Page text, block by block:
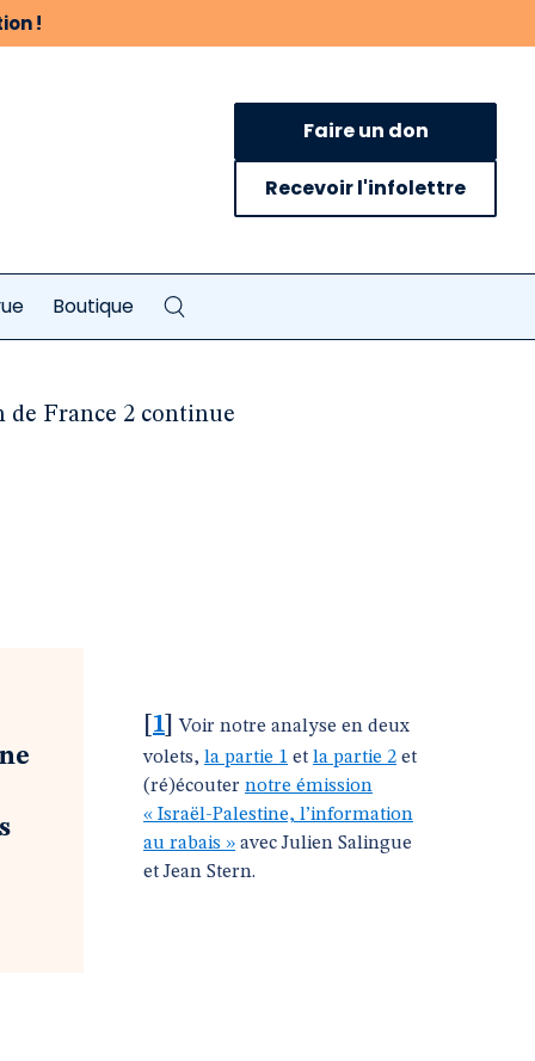
!
Faire un don
Recevoir l'infolettre
Boutique
de France 2 continue
1 ]Voir notre analyse en deux
volets, la partie 1 et la partie 2 et
(ré)écouter notre émission
« Israël-Palestine, l’information
au rabais » avec Julien Salingue
et Jean Stern.